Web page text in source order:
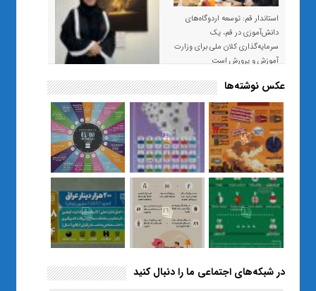
استاندار قم: توسعه اردوگاه‌های
دانش‌آموزی در قم، یک
سرمایه‌گذاری کلان ملی برای وزارت
آموزش و پرورش است
«صبر و اعتماد؛ روایت معلمی که
نسل Z را از بی‌هدفی به خودباوری
رساند / از یک کلاس ساده در قم تا
حضور مشترک معلم و هنرجویان
در مهم‌ترین گالری قرآنی هوش
مصنوعی تهران
عکس نوشته‌ها
در شبکه‌های اجتماعی ما را دنبال کنید